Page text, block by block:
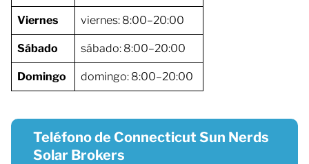
Viernes viernes: 8:00–20:00
Sábado sábado: 8:00–20:00
Domingo domingo: 8:00–20:00
Teléfono de Connecticut Sun Nerds
Solar Brokers